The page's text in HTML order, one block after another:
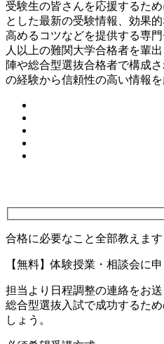
受験生の皆さんを応援するた
とした最新の受験情報、効果
高めるコツなどを提供する専
人以上の難関大学合格者を輩
陣や総合型選抜合格者で構成
の経験から信頼性の高い情報を
合格に必要なこと全部教えます
【無料】体験授業・相談会に
担当より日程調整の連絡をお送
総合型選抜入試で成功するた
しょう。